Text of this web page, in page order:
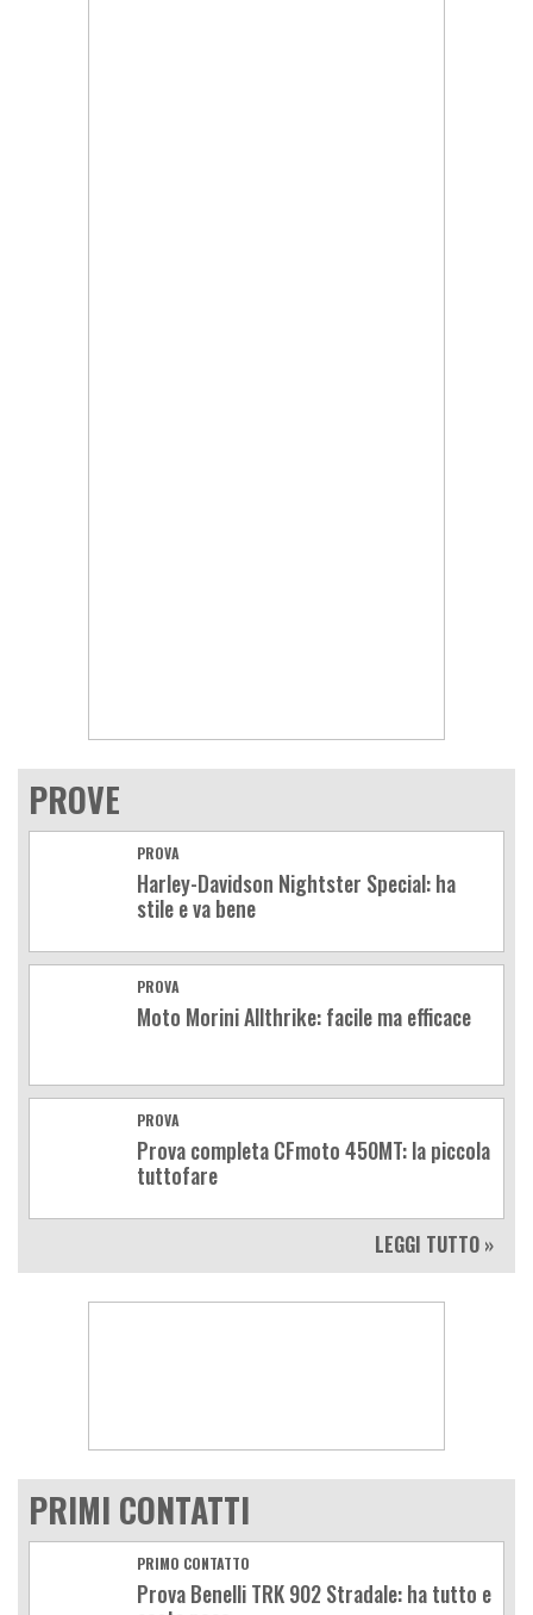
PROVE
PROVA
Harley-Davidson Nightster Special: ha
stile e va bene
PROVA
Moto Morini Allthrike: facile ma efficace
PROVA
Prova completa CFmoto 450MT: la piccola
tuttofare
LEGGI TUTTO »
PRIMI CONTATTI
PRIMO CONTATTO
Prova Benelli TRK 902 Stradale: ha tutto e